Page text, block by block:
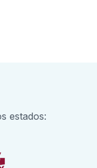
estados: